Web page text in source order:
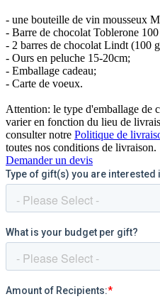
- une bouteille de vin mousseux
- Barre de chocolat Toblerone
- 2 barres de chocolat Lindt (100
- Ours en peluche 15-20cm;
- Emballage cadeau;
- Carte de voeux.
Attention: le type d'emballage de
varier en fonction du lieu de
consulter notre Politique de
toutes nos conditions de livraison.
Demander un devis